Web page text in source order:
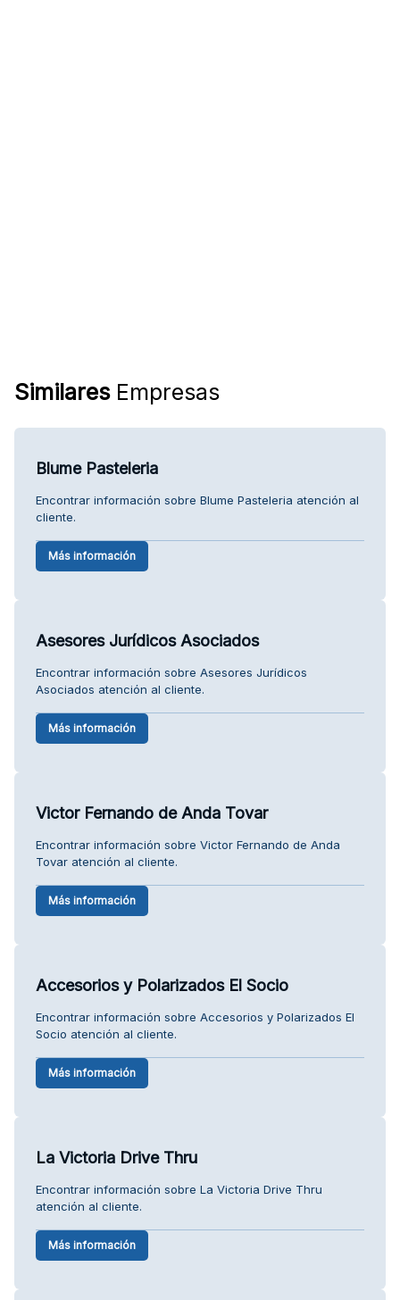
SimilaresEmpresas
Blume Pasteleria
Encontrar información sobre Blume Pasteleria atención al
cliente.
Más información
Asesores Jurídicos Asociados
Encontrar información sobre Asesores Jurídicos
Asociados atención al cliente.
Más información
Victor Fernando de Anda Tovar
Encontrar información sobre Victor Fernando de Anda
Tovar atención al cliente.
Más información
Accesorios y Polarizados El Socio
Encontrar información sobre Accesorios y Polarizados El
Socio atención al cliente.
Más información
La Victoria Drive Thru
Encontrar información sobre La Victoria Drive Thru
atención al cliente.
Más información